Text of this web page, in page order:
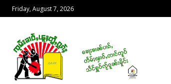
Friday, August 7, 2026